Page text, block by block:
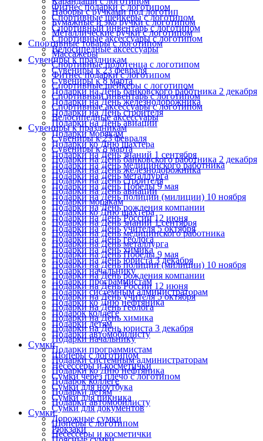
Фитнес подарки с логотипом
Спортивные шейкеры с логотипом
Спортивный инвентарь с логотипом
Спортивные аксессуары с логотипом
Велосипедные аксессуары
Сувениры к праздникам
Сувениры к 23 февраля
Сувениры к 8 марта
Подарки на День банковского работника 2 декабря
Подарки на День железнодорожника
Подарки на День строителя
Подарки на День авиации
Подарки морякам
Подарки ко Дню шахтера
Подарки на День знаний 1 сентября
Подарки на День медицинского работника
Подарки на День металлурга
Подарки на День Победы 9 мая
Подарки на День полиции (милиции) 10 ноября
Подарки на День рождения компании
Подарки на День России 12 июня
Подарки на День учителя 5 октября
Подарки на День геолога
Подарки на День химика
Подарки на День юриста 3 декабря
Подарки начальнику
Подарки программистам
Подарки системным администраторам
Подарки ко Дню нефтяника
Подарок коллеге
Подарки детям
Подарки автомобилисту
Сумки
Шоперы с логотипом
Несессеры и косметички
Сумки через плечо с логотипом
Сумки для ноутбука
Сумки для пикника
Сумки для документов
Дорожные сумки
Рюкзаки
Наборы с ручками под логотип
Бумажные и эко ручки с логотипом
Металлические ручки с логотипом
Спортивные товары с логотипом
Массажеры
Спортивные полотенца с логотипом
Фитнес подарки с логотипом
Спортивные шейкеры с логотипом
Спортивный инвентарь с логотипом
Спортивные аксессуары с логотипом
Велосипедные аксессуары
Сувениры к праздникам
Сувениры к 23 февраля
Сувениры к 8 марта
Подарки на День банковского работника 2 декабря
Подарки на День железнодорожника
Подарки на День строителя
Подарки на День авиации
Подарки морякам
Подарки ко Дню шахтера
Подарки на День знаний 1 сентября
Подарки на День медицинского работника
Подарки на День металлурга
Подарки на День Победы 9 мая
Подарки на День полиции (милиции) 10 ноября
Подарки на День рождения компании
Подарки на День России 12 июня
Подарки на День учителя 5 октября
Подарки на День геолога
Подарки на День химика
Подарки на День юриста 3 декабря
Подарки начальнику
Подарки программистам
Подарки системным администраторам
Подарки ко Дню нефтяника
Подарок коллеге
Подарки детям
Подарки автомобилисту
Сумки
Шоперы с логотипом
Несессеры и косметички